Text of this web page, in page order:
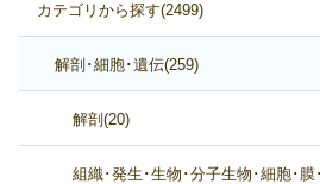
カテゴリから探す(2499)
解剖･細胞･遺伝(259)
解剖(20)
組織･発生･生物･分子生物･細胞･膜